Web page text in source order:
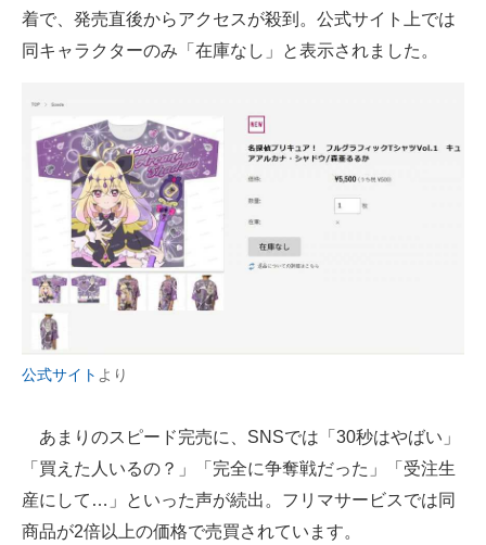
着で、発売直後からアクセスが殺到。公式サイト上では
同キャラクターのみ「在庫なし」と表示されました。
公式サイト より
あまりのスピード完売に、SNSでは「30秒はやばい」
「買えた人いるの？」「完全に争奪戦だった」「受注生
産にして…」といった声が続出。フリマサービスでは同
商品が2倍以上の価格で売買されています。